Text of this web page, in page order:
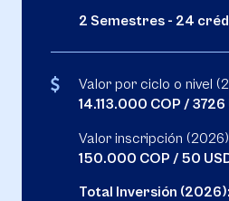
2 Semestres - 24
Valor por ciclo o nivel
14.113.000 COP /
Valor inscripción
150.000 COP / 50
Total Inversión (2026):